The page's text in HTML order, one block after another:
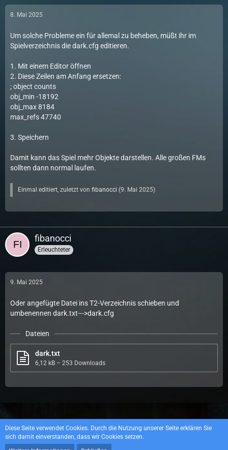
8. Mai 2025
Um solche Probleme ein für allemal zu beheben, müßt ihr im
Spielverzeichnis die dark.cfg editieren.
1. Mit einem Editor öffnen
2. Diese Zeilen am Anfang ersetzen:
; object counts
obj_min -18192
obj_max 8184
max_refs 47740
3. Speichern
Damit kann das Spiel mehr Objekte darstellen. Alle großen FMs
sollten dann normal laufen.
Einmal editiert, zuletzt von fibanocci (9. Mai 2025)
fibanocci
Erleuchteter
9. Mai 2025
Oder angefügte Datei ins T2-Verzeichnis schieben und
umbenennen dark.txt--->dark.cfg
Dateien
dark.txt
6,12 kB – 253 Downloads
Diese Seite verwendet Cookies. Durch die Nutzung unserer Seite erklären Sie
sich damit einverstanden, dass wir Cookies setzen.